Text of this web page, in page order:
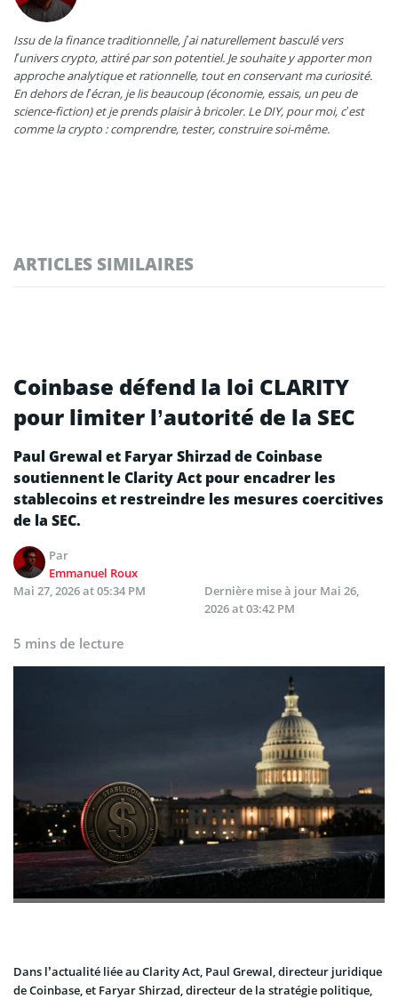
Issu de la finance traditionnelle, j’ai naturellement basculé vers
l’univers crypto, attiré par son potentiel. Je souhaite y apporter mon
approche analytique et rationnelle, tout en conservant ma curiosité.
En dehors de l’écran, je lis beaucoup (économie, essais, un peu de
science-fiction) et je prends plaisir à bricoler. Le DIY, pour moi, c’est
comme la crypto : comprendre, tester, construire soi-même.
ARTICLES SIMILAIRES
Coinbase défend la loi CLARITY
pour limiter l’autorité de la SEC
Paul Grewal et Faryar Shirzad de Coinbase
soutiennent le Clarity Act pour encadrer les
stablecoins et restreindre les mesures coercitives
de la SEC.
Par
Emmanuel Roux
Mai 27, 2026 at 05:34 PM
Dernière mise à jour Mai 26,
2026 at 03:42 PM
5 mins de lecture
Dans l’actualité liée au Clarity Act, Paul Grewal, directeur juridique
de Coinbase, et Faryar Shirzad, directeur de la stratégie politique,